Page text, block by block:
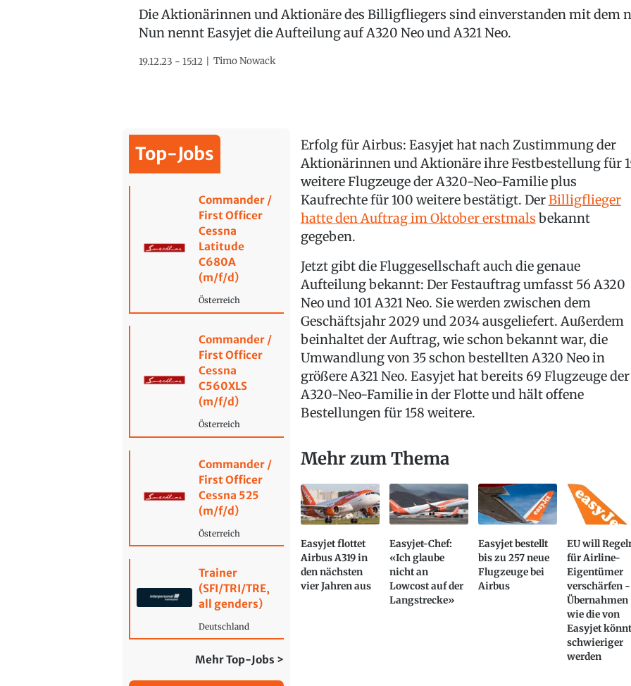
Die Aktionärinnen und Aktionäre des Billigfliegers sind einverstanden mit dem
Nun nennt Easyjet die Aufteilung auf A320 Neo und A321 Neo.
19.12.23 - 15:12 Timo Nowack
Top-Jobs
Commander /
First Officer
Cessna
Latitude
C680A
(m/f/d)
Österreich
Commander /
First Officer
Cessna
C560XLS
(m/f/d)
Österreich
Commander /
First Officer
Cessna 525
(m/f/d)
Österreich
Trainer
(SFI/TRI/TRE,
all genders)
Deutschland
Mehr Top-Jobs >
Erfolg für Airbus: Easyjet hat nach Zustimmung der
Aktionärinnen und Aktionäre ihre Festbestellung für
weitere Flugzeuge der A320-Neo-Familie plus
Kaufrechte für 100 weitere bestätigt. DerBilligflieger
hatte den Auftrag im Oktober erstmals bekannt
gegeben.
Jetzt gibt die Fluggesellschaft auch die genaue
Aufteilung bekannt: Der Festauftrag umfasst 56 A320
Neo und 101 A321 Neo. Sie werden zwischen dem
Geschäftsjahr 2029 und 2034 ausgeliefert. Außerdem
beinhaltet der Auftrag, wie schon bekannt war, die
Umwandlung von 35 schon bestellten A320 Neo in
größere A321 Neo. Easyjet hat bereits 69 Flugzeuge der
A320-Neo-Familie in der Flotte und hält offene
Bestellungen für 158 weitere.
Mehr zum Thema
Easyjet flottet
Airbus A319 in
den nächsten
vier Jahren aus
Easyjet-Chef:
«Ich glaube
nicht an
Lowcost auf der
Langstrecke»
Easyjet bestellt
bis zu 257 neue
Flugzeuge bei
Airbus
EU will
für Airline-
Eigentümer
verschärfen -
Übernahmen
wie die von
Easyjet
schwieriger
werden